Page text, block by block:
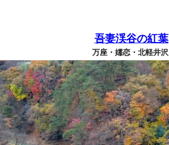
吾妻渓谷の紅葉
万座・嬬恋・北軽井沢